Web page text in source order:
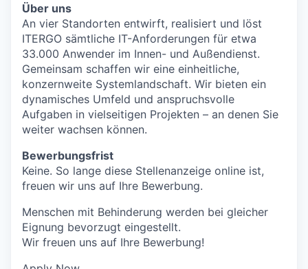
Über uns
An vier Standorten entwirft, realisiert und löst
ITERGO sämtliche IT-Anforderungen für etwa
33.000 Anwender im Innen- und Außendienst.
Gemeinsam schaffen wir eine einheitliche,
konzernweite Systemlandschaft. Wir bieten ein
dynamisches Umfeld und anspruchsvolle
Aufgaben in vielseitigen Projekten – an denen Sie
weiter wachsen können.
Bewerbungsfrist
Keine. So lange diese Stellenanzeige online ist,
freuen wir uns auf Ihre Bewerbung.
Menschen mit Behinderung werden bei gleicher
Eignung bevorzugt eingestellt.
Wir freuen uns auf Ihre Bewerbung!